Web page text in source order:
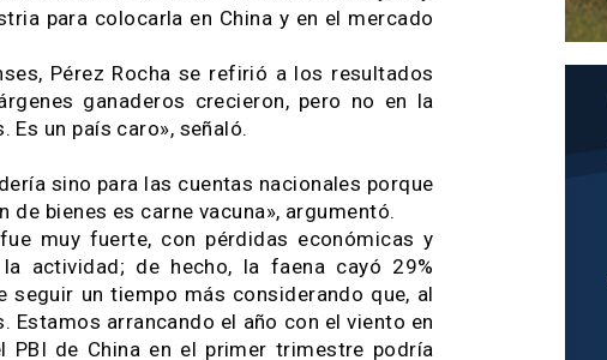
hacia adentro. Casi la totalidad de las plantas
hace varios años, esa es una enorme diferencia
para toda la ganadería. Encima, la oferta de
que todavía no fueron acompañadas por una
exportación de animales en pie», sostuvo.
precio del novillo en Uruguay estuvo 70% encima
de unos 235 kg, llegó a valer el doble. «Es
a los Estados Unidos hace 15/20 años y, hoy,
para colocarla en China y en el mercado
Pérez Rocha se refirió a los resultados
márgenes ganaderos crecieron, pero no en la